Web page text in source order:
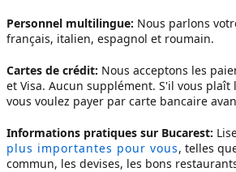
Personnel multilingue: Nous parlons
français, italien, espagnol et roumain.
Cartes de crédit: Nous acceptons les
et Visa. Aucun supplément. S'il vous plaît
vous voulez payer par carte bancaire
Informations pratiques sur Bucarest:
plus importantes pour vous, telles
commun, les devises, les bons